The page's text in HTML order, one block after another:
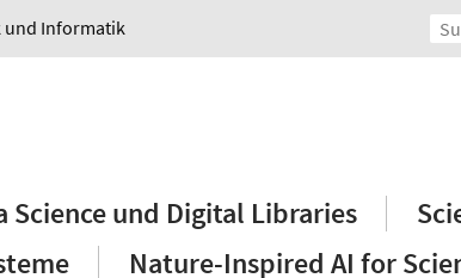
und Informatik
Science und Digital Libraries
Nature-Inspired AI for